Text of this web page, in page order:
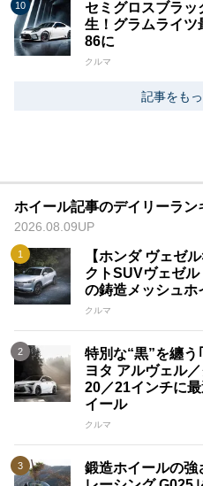
セミグロスブラ
生！グラムライツ
86に
クルマ
記事をも
ホイール記事のデイリーラン
2026.08.09UP
【ホンダ ヴェゼ
クトSUVヴェゼ
の鋳造メッシュホ
クルマ
特別な“黒”を纏う
ヨタ アルヴェル
20／21インチに
イール
クルマ
鍛造ホイールの強